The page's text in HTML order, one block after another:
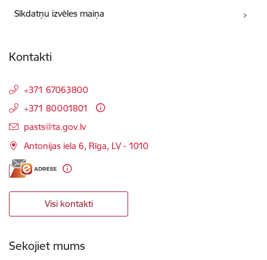
Sīkdatņu izvēles maiņa
Kontakti
+371 67063800
+371 80001801
E-pasts:
pasts@ta.gov.lv
Antonijas iela 6, Rīga, LV - 1010
Visi kontakti
Sekojiet mums